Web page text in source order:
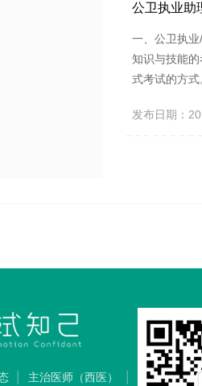
公卫执业助
一、公卫执
知识与技能
式考试的方
月24、25日
师资格考试
发布日期：
主治医师（西医）